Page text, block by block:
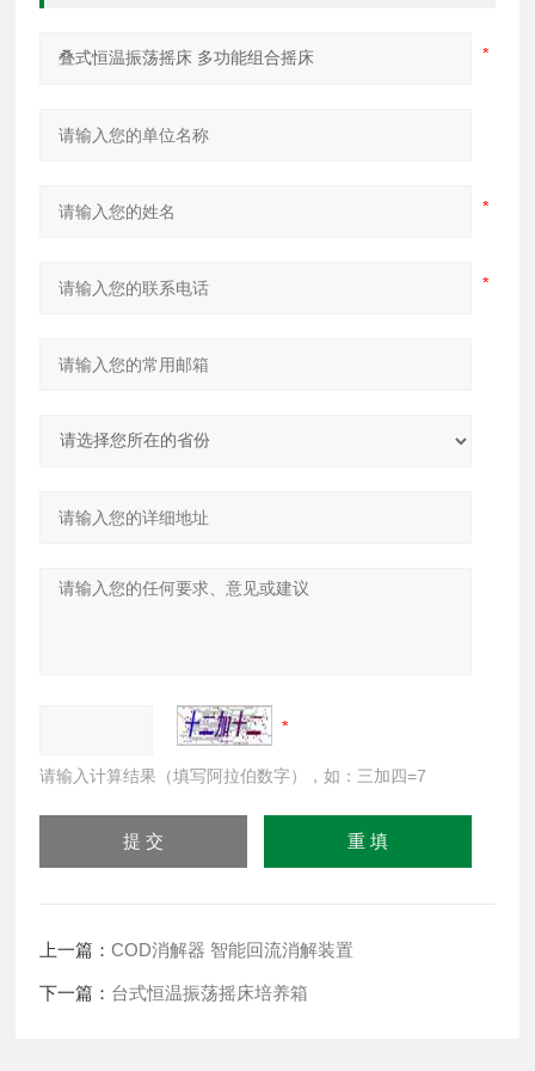
请输入计算结果（填写阿拉伯数字），如：三加四=7
上一篇：COD消解器 智能回流消解装置
下一篇： 台式恒温振荡摇床培养箱